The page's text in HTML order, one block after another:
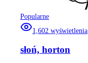
Popularne
1,602 wyświetlenia
słoń, horton